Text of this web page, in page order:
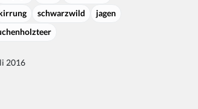
schwarzwild
jagen
2016